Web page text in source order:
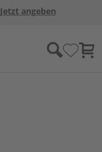
Jetzt angeben